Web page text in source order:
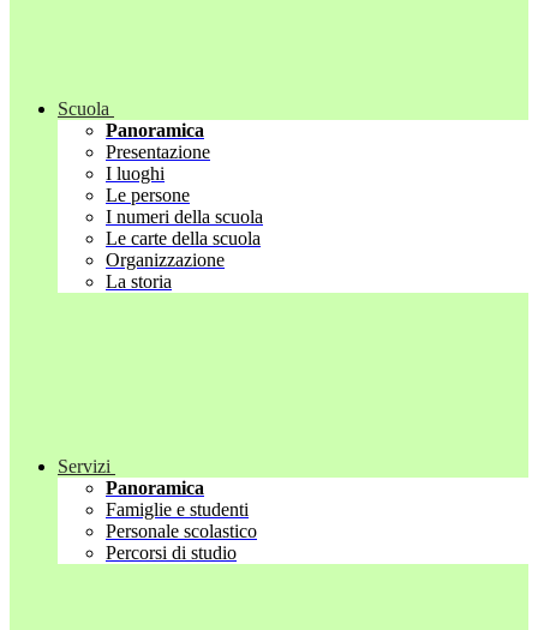
Scuola
Panoramica
Presentazione
I luoghi
Le persone
I numeri della scuola
Le carte della scuola
Organizzazione
La storia
Servizi
Panoramica
Famiglie e studenti
Personale scolastico
Percorsi di studio